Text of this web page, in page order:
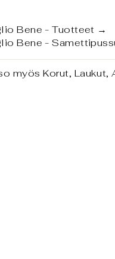
Bene - Tuotteet →
Bene -
myös Korut, Laukut,